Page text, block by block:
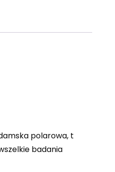
polarowa, t
badania